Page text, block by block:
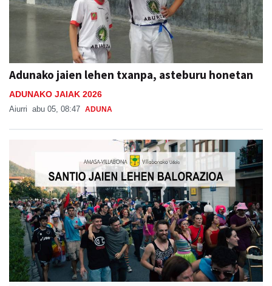
Adunako jaien lehen txanpa, asteburu honetan
ADUNAKO JAIAK 2026
Aiurri abu 05, 08:47 ADUNA